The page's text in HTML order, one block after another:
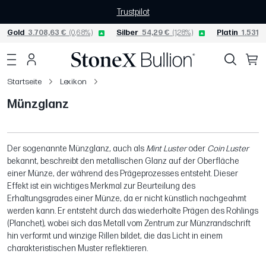
Trustpilot
Gold 3.708,63 € (0,68%) Silber 54,29 € (1,28%) Platin
Startseite Lexikon
Münzglanz
Der sogenannte Münzglanz, auch als Mint Lusteroder Coin Luster
bekannt, beschreibt den metallischen Glanz auf der Oberfläche
einer Münze, der während des Prägeprozesses entsteht. Dieser
Effekt ist ein wichtiges Merkmal zur Beurteilung des
Erhaltungsgrades einer Münze, da er nicht künstlich nachgeahmt
werden kann. Er entsteht durch das wiederholte Prägen des Rohlings
(Planchet), wobei sich das Metall vom Zentrum zur Münzrandschrift
hin verformt und winzige Rillen bildet, die das Licht in einem
charakteristischen Muster reflektieren.